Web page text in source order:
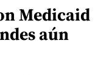
Medicaid
aún